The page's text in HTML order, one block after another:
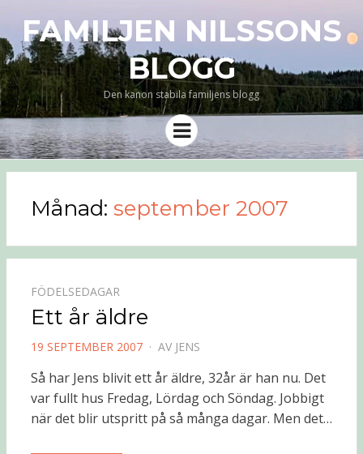
FAMILJEN NILSSONS
BLOGG
Den kanon stabila familjens blogg
Meny
Månad: september 2007
FÖDELSEDAGAR
Ett år äldre
PUBLICERAD
19 SEPTEMBER 2007 AV JENS
Så har Jens blivit ett år äldre, 32år är han nu. Det
var fullt hus Fredag, Lördag och Söndag. Jobbigt
när det blir utspritt på så många dagar. Men det…